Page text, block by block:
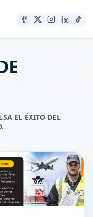
EL ÉXITO DEL